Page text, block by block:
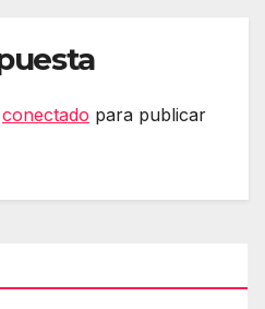
conectado para publicar